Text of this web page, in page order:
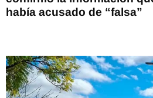
había acusado de “falsa”